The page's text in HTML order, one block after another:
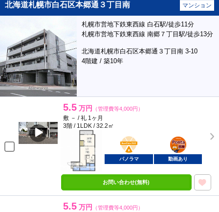
北海道札幌市白石区本郷通３丁目南 マンション
札幌市営地下鉄東西線 白石駅/徒歩11分
札幌市営地下鉄東西線 南郷７丁目駅/徒歩13分
北海道札幌市白石区本郷通３丁目南 3-10
4階建 / 築10年
5.5 万円 （管理費等4,000円）
敷 － / 礼 1ヶ月
3階 / 1LDK / 32.2㎡
BunChinPAY
ポンタ
部屋
パノラマ 動画あり
お問い合わせ(無料)
5.5 万円 （管理費等4,000円）